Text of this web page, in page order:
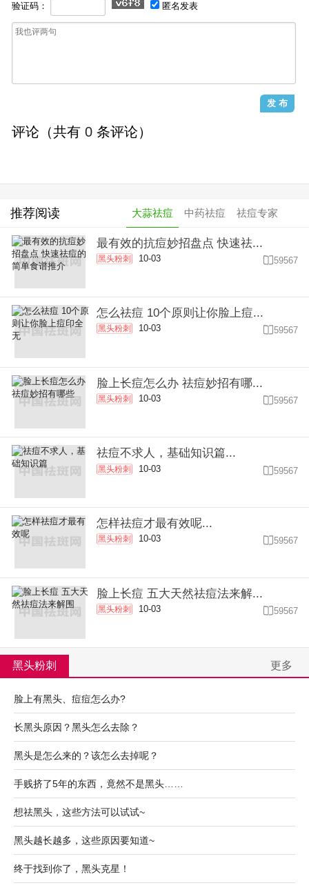
验证码： 匿名发表
评论（共有 0 条评论）
推荐阅读 大蒜祛痘 中药祛痘 祛痘专家
最有效的抗痘妙招盘点 快速祛...
黑头粉刺 10-03 59567
怎么祛痘 10个原则让你脸上痘...
黑头粉刺 10-03 59567
脸上长痘怎么办 祛痘妙招有哪...
黑头粉刺 10-03 59567
祛痘不求人，基础知识篇...
黑头粉刺 10-03 59567
怎样祛痘才最有效呢...
黑头粉刺 10-03 59567
脸上长痘 五大天然祛痘法来解...
黑头粉刺 10-03 59567
黑头粉刺 更多
脸上有黑头、痘痘怎么办?
长黑头原因？黑头怎么去除？
黑头是怎么来的？该怎么去掉呢？
手贱挤了5年的东西，竟然不是黑头……
想祛黑头，这些方法可以试试~
黑头越长越多，这些原因要知道~
终于找到你了，黑头克星！